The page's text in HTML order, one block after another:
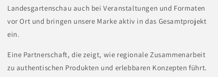
Landesgartenschau auch bei Veranstaltungen und Formaten
vor Ort und bringen unsere Marke aktiv in das Gesamtprojekt
ein.
Eine Partnerschaft, die zeigt, wie regionale Zusammenarbeit
zu authentischen Produkten und erlebbaren Konzepten führt.